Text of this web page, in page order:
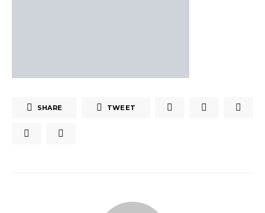
SHARE TWEET